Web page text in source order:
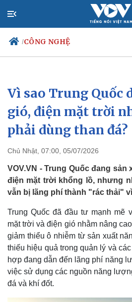
/CÔNG NGHỆ
Chính trị
Đảng
Tổ chức nhân sự
Quốc hội
Nhận diện sự thật
Xã
Dự
Vì sao Trung Quốc
gió, điện mặt trời
phải dùng than đá?
Chủ Nhật, 07:00, 05/07/2026
VOV.VN - Trung Quốc đang
điện mặt trời khổng lồ, nhưng
vẫn bị lãng phí thành "rác thải"
Trung Quốc đã đầu tư mạnh mẽ
mặt trời và điện gió nhằm nâng
giảm thiểu ô nhiễm từ sản xuất
thiếu hiệu quả trong quản lý và
hợp đang dẫn đến lãng phí năng
việc sử dụng các nguồn năng
đá và khí đốt.